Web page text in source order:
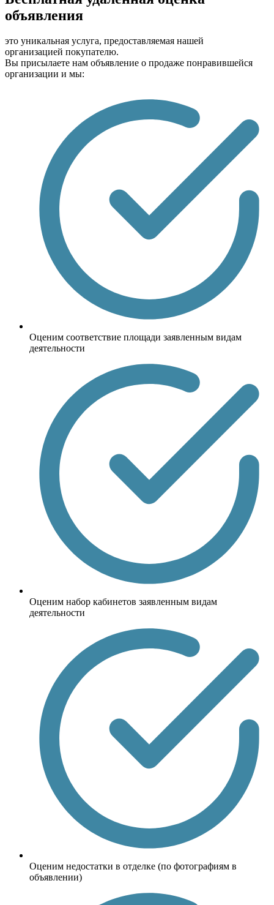
объявления
это уникальная услуга, предоставляемая нашей
организацией покупателю.
Вы присылаете нам объявление о продаже понравившейся
организации и мы:
Оценим соответствие площади заявленным видам
деятельности
Оценим набор кабинетов заявленным видам
деятельности
Оценим недостатки в отделке (по фотографиям в
объявлении)